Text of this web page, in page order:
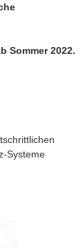
Sommer 2022.
Systeme